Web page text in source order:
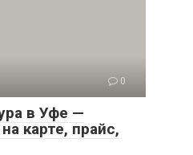
0
в Уфе —
карте, прайс,